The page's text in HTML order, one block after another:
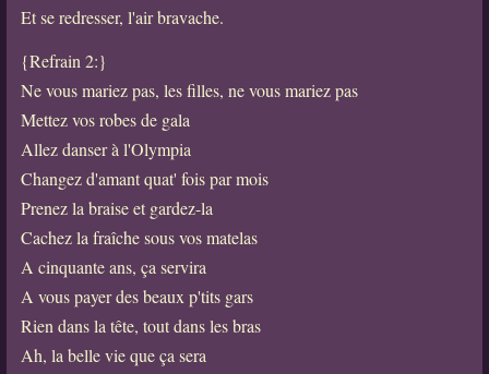
Et se redresser, l'air bravache.
{Refrain 2:}
Ne vous mariez pas, les filles, ne vous mariez pas
Mettez vos robes de gala
Allez danser à l'Olympia
Changez d'amant quat' fois par mois
Prenez la braise et gardez-la
Cachez la fraîche sous vos matelas
A cinquante ans, ça servira
A vous payer des beaux p'tits gars
Rien dans la tête, tout dans les bras
Ah, la belle vie que ça sera